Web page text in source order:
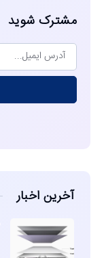
مشترک شوید
آخرین اخبار